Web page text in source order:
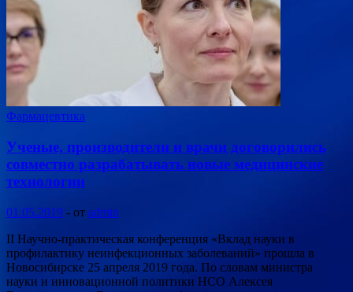
Фармацевтика
Ученые, производители и врачи договорились
совместно разрабатывать новые медицинские
технологии
01.05.2019 - от admin
II Научно-практическая конференция «Вклад науки в
профилактику неинфекционных заболеваний» прошла в
Новосибирске 25 апреля 2019 года. По словам министра
науки и инновационной политики НСО Алексея